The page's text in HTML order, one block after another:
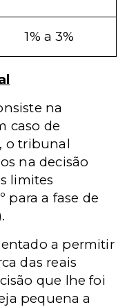
1% a 3%
na
caso de
o tribunal
na decisão
limites
para a fase de
a permitir
das reais
que lhe foi
pequena a